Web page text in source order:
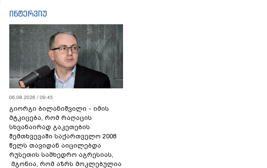
ინტერვიუ
06.08.2026 / 09:45
გიორგი ბილანიშვილი - იმის
მტკიცება, რომ რაღაცის
სხვანაირად გაკეთების
შემთხვევაში საქართველო 2008
წელს თავიდან აიცილებდა
რუსეთის სამხედრო აგრესიას,
მგონია, რომ აზრს მოკლებულია